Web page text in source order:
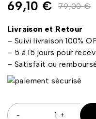
79,00€
69,10 €
Livraison et Retour
– Suivi livraison 100%
– 5 à 15 jours pour
– Satisfait ou